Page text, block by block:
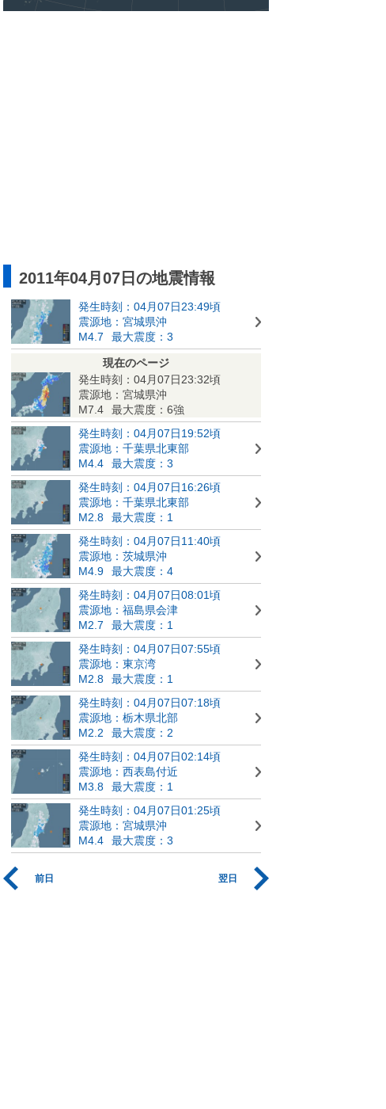
2011年04月07日の地震情報
発生時刻：04月07日23:49頃
震源地：宮城県沖
M4.7
最大震度：3
現在のページ
発生時刻：04月07日23:32頃
震源地：宮城県沖
M7.4
最大震度：6強
発生時刻：04月07日19:52頃
震源地：千葉県北東部
M4.4
最大震度：3
発生時刻：04月07日16:26頃
震源地：千葉県北東部
M2.8
最大震度：1
発生時刻：04月07日11:40頃
震源地：茨城県沖
M4.9
最大震度：4
発生時刻：04月07日08:01頃
震源地：福島県会津
M2.7
最大震度：1
発生時刻：04月07日07:55頃
震源地：東京湾
M2.8
最大震度：1
発生時刻：04月07日07:18頃
震源地：栃木県北部
M2.2
最大震度：2
発生時刻：04月07日02:14頃
震源地：西表島付近
M3.8
最大震度：1
発生時刻：04月07日01:25頃
震源地：宮城県沖
M4.4
最大震度：3
前日 翌日